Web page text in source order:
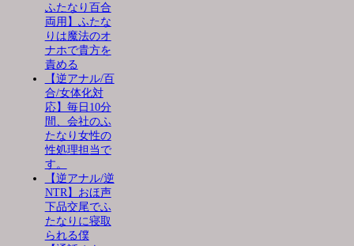
ふたなり百合
両用】ふたな
りは魔法のオ
ナホで貴方を
責める
【逆アナル/百
合/女体化対
応】毎日10分
間、会社のふ
たなり女性の
性処理担当で
す。
【逆アナル/逆
NTR】おほ声
下品交尾でふ
たなりに寝取
られる僕